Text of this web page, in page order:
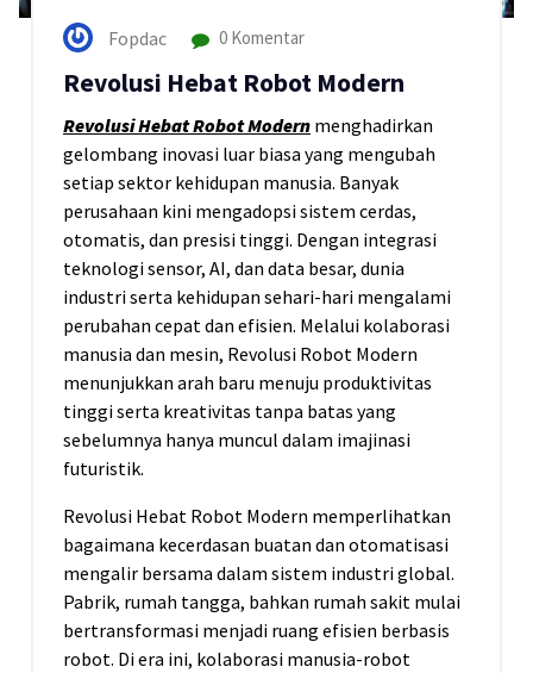
Fopdac 0 Komentar
Revolusi Hebat Robot Modern
Revolusi Hebat Robot Modern menghadirkan
gelombang inovasi luar biasa yang mengubah
setiap sektor kehidupan manusia. Banyak
perusahaan kini mengadopsi sistem cerdas,
otomatis, dan presisi tinggi. Dengan integrasi
teknologi sensor, AI, dan data besar, dunia
industri serta kehidupan sehari-hari mengalami
perubahan cepat dan efisien. Melalui kolaborasi
manusia dan mesin, Revolusi Robot Modern
menunjukkan arah baru menuju produktivitas
tinggi serta kreativitas tanpa batas yang
sebelumnya hanya muncul dalam imajinasi
futuristik.
Revolusi Hebat Robot Modern memperlihatkan
bagaimana kecerdasan buatan dan otomatisasi
mengalir bersama dalam sistem industri global.
Pabrik, rumah tangga, bahkan rumah sakit mulai
bertransformasi menjadi ruang efisien berbasis
robot. Di era ini, kolaborasi manusia-robot